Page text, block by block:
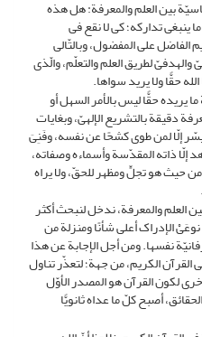
بین العلم والمعرفة: هل هذه
ینبغی تدارکه؛ کی لا نقع فی
الفاضل على المفضول، وبالتّالی
لطریق العلم والتعلّم، والّذی
حقًّا ولا یرید سواها.
یریده حقًّا لیس بالأمر السهل أو
دقیقة بالتشریع الإلهیّ، وبغایات
إلّا لمن طوى کشحًا عن نفسه، وفَنِیَ
إلّا ذاته المقدّسة وأسماءه وصفاته،
من حیث هو تجلٍّ ومظهر للحقّ، ولا یراه
العلم والمعرفة، ندخل لنبحث أکثر
الإدراک أعلى شأنًا ومنزلة من
نفسها. ومن أجل الإجابة عن هذا
الکریم، من جهة؛ لتعذّر تناول
لکون القرآن هو المصدر الأوّل
أصبح کلّ ما عداه ثانویًّا